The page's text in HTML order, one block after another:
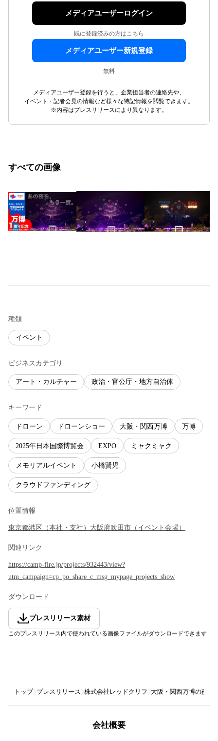
メディアユーザーログイン
既に登録済みの方はこちら
メディアユーザー新規登録
無料
メディアユーザー登録を行うと、企業担当者の連絡先や、
イベント・記者会見の情報など様々な特記情報を閲覧できます。
※内容はプレスリリースにより異なります。
すべての画像
種類
イベント
ビジネスカテゴリ
アート・カルチャー 政治・官公庁・地方自治体
キーワード
ドローン ドローンショー 大阪・関西万博 万博
2025年日本国際博覧会 EXPO ミャクミャク
メモリアルイベント 小橋賢児
クラウドファンディング
位置情報
東京都港区 （本社・支社 ） 大阪府吹田市 （ イベント会場）
関連リンク
https://camp-fire.jp/projects/932443/view?
utm_campaign=cp_po_share_c_msg_mypage_projects_show
ダウンロード
プレスリリース素材
このプレスリリース内で使われている画像ファイルがダウンロードできます
トップ プレスリリース 株式会社レッドクリフ 大阪・関西万博の夜空
会社概要